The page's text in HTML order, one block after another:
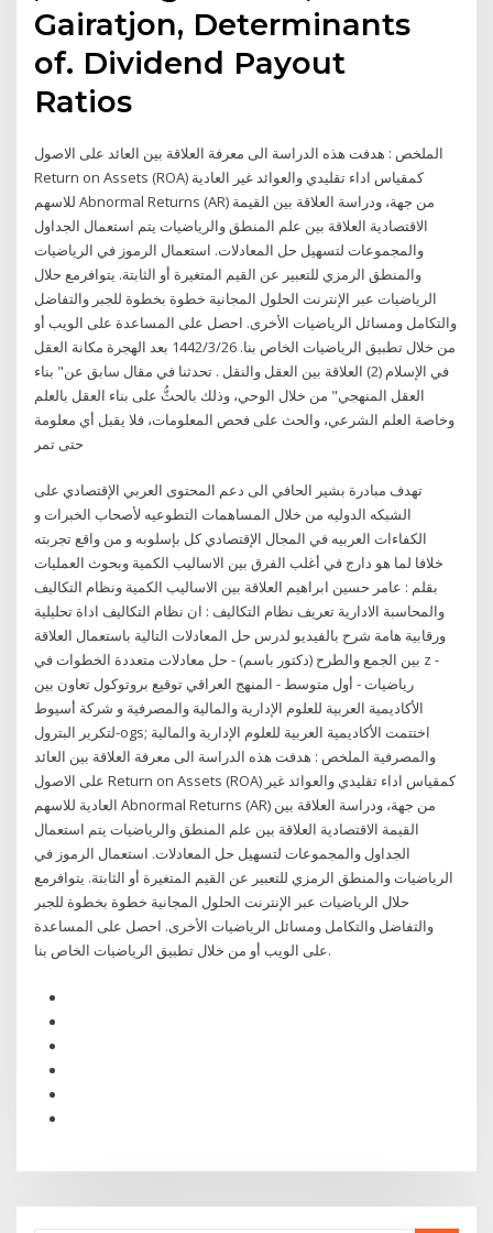
Gairatjon, Determinants
of. Dividend Payout
Ratios
الملخص : هدفت هذه الدراسة الى معرفة العلاقة بين العائد على الاصول
Return on Assets (ROA) كمقياس اداء تقليدي والعوائد غير العادية
للاسهم Abnormal Returns (AR) من جهة، ودراسة العلاقة بين القيمة
الاقتصادية العلاقة بين علم المنطق والرياضيات يتم استعمال الجداول
والمجموعات لتسهيل حل المعادلات. استعمال الرموز في الرياضيات
والمنطق الرمزي للتعبير عن القيم المتغيرة أو الثابتة. يتوافرمع حلال
الرياضيات عبر الإنترنت الحلول المجانية خطوة بخطوة للجبر والتفاضل
والتكامل ومسائل الرياضيات الأخرى. احصل على المساعدة على الويب أو
من خلال تطبيق الرياضيات الخاص بنا. 26‏‏/3‏‏/1442 بعد الهجرة مكانة العقل
في الإسلام (2) العلاقة بين العقل والنقل . تحدثنا في مقال سابق عن" بناء
العقل المنهجي" من خلال الوحي، وذلك بالحثُّ على بناء العقل بالعلم
وخاصة العلم الشرعي، والحث على فحص المعلومات، فلا يقبل أي معلومة
حتى تمر
تهدف مبادرة بشير الحافي الى دعم المحتوى العربي الإقتصادي على
الشبكه الدوليه من خلال المساهمات التطوعيه لأصحاب الخبرات و
الكفاءات العربيه في المجال الإقتصادي كل بإسلوبه و من واقع تجربته
خلافا لما هو دارج في أغلب الفرق بين الاساليب الكمية وبحوث العمليات
بقلم : عامر حسين ابراهيم العلاقة بين الاساليب الكمية ونظام التكاليف
والمحاسبة الادارية تعريف نظام التكاليف : ان نظام التكاليف اداة تحليلية
ورقابية هامة شرح بالفيديو لدرس حل المعادلات التالية باستعمال العلاقة
بين الجمع والطرح (دكتور باسم) - حل معادلات متعددة الخطوات في z -
رياضيات - أول متوسط - المنهج العراقي توقيع بروتوكول تعاون بين
الأكاديمية العربية للعلوم الإدارية والمالية والمصرفية و شركة أسيوط
لتكرير البترول-ogs; اختتمت الأكاديمية العربية للعلوم الإدارية والمالية
والمصرفية الملخص : هدفت هذه الدراسة الى معرفة العلاقة بين العائد
على الاصول Return on Assets (ROA) كمقياس اداء تقليدي والعوائد غير
العادية للاسهم Abnormal Returns (AR) من جهة، ودراسة العلاقة بين
القيمة الاقتصادية العلاقة بين علم المنطق والرياضيات يتم استعمال
الجداول والمجموعات لتسهيل حل المعادلات. استعمال الرموز في
الرياضيات والمنطق الرمزي للتعبير عن القيم المتغيرة أو الثابتة. يتوافرمع
حلال الرياضيات عبر الإنترنت الحلول المجانية خطوة بخطوة للجبر
والتفاضل والتكامل ومسائل الرياضيات الأخرى. احصل على المساعدة
على الويب أو من خلال تطبيق الرياضيات الخاص بنا.